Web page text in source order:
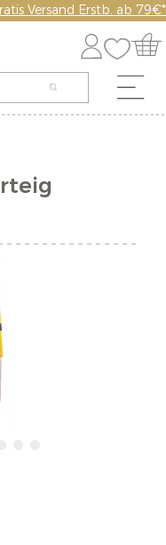
Versand Erstb. ab 79€*